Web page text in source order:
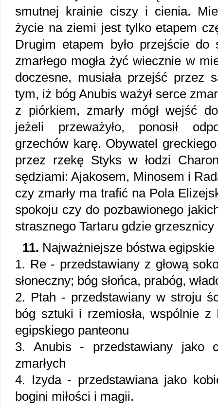
smutnej krainie ciszy i cienia.
życie na ziemi jest tylko etapem
Drugim etapem było przejście do
zmarłego mogła żyć wiecznie w
doczesne, musiała przejść przez
tym, iż bóg Anubis ważył serce
z piórkiem, zmarły mógł wejść
jeżeli przeważyło, ponosił
grzechów karę. Obywatel
przez rzekę Styks w łodzi
sędziami: Ajakosem, Minosem i
czy zmarły ma trafić na Pola
spokoju czy do pozbawionego
strasznego Tartaru gdzie
11. Najważniejsze bóstwa egipskie
1. Re - przedstawiany z głową
słoneczny; bóg słońca, prabóg,
2. Ptah - przedstawiany w stroju
bóg sztuki i rzemiosła, wspólnie
egipskiego panteonu
3. Anubis - przedstawiany jako
zmarłych
4. Izyda - przedstawiana jako
bogini miłości i magii.